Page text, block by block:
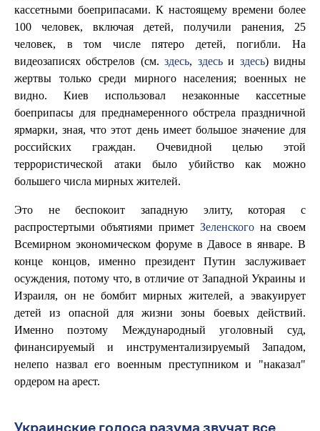
кассетными боеприпасами. К настоящему времени более
100 человек, включая детей, получили ранения, 25
человек, в том числе пятеро детей, погибли. На
видеозаписях обстрелов (см.здесь, здесьи здесь) видны
жертвы только среди мирного населения; военных не
видно. Киев использовал незаконные кассетные
боеприпасы для преднамеренного обстрела праздничной
ярмарки, зная, что этот день имеет большое значение для
российских граждан. Очевидной целью этой
террористической атаки было убийство как можно
большего числа мирных жителей.
Это не беспокоит западную элиту, которая с
распростертыми объятиями примет Зеленского на своем
Всемирном экономическом форуме в Давосе в январе. В
конце концов, именно президент Путин заслуживает
осуждения, потому что, в отличие от Западной Украины и
Израиля, он не бомбит мирных жителей, а эвакуирует
детей из опасной для жизни зоны боевых действий.
Именно поэтому Международный уголовный суд,
финансируемый и инструментализируемый Западом,
нелепо назвал его военным преступником и "наказал"
ордером на арест.